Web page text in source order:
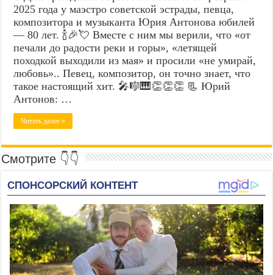
2025 года у маэстро советской эстрады, певца,
композитора и музыканта Юрия Антонова юбилей
— 80 лет. 🍾🎉💘 Вместе с ним мы верили, что «от
печали до радости реки и горы», «летящей
походкой выходили из мая» и просили «не умирай,
любовь».. Певец, композитор, он точно знает, что
такое настоящий хит. 🎤🎼🎹👏👏👏 📃 Юрий
Антонов: …
Читать далее »
Смотрите 👇👇